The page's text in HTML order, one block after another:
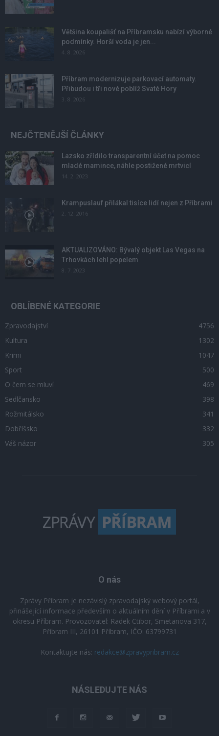
Většina koupališť na Příbramsku nabízí výborné
podmínky. Horší voda je jen...
4. 8. 2026
Příbram modernizuje parkovací automaty.
Přibudou i tři nové poblíž Svaté Hory
3. 8. 2026
NEJČTENĚJŠÍ ČLÁNKY
Lazsko zřídilo transparentní účet na pomoc
mladé mamince, náhle postižené mrtvicí
14. 2. 2023
Krampuslauf přilákal tisíce lidí nejen z Příbrami
2. 12. 2016
AKTUALIZOVÁNO: Bývalý objekt Las Vegas na
Trhovkách lehl popelem
8. 7. 2023
OBLÍBENÉ KATEGORIE
Zpravodajství
4756
Kultura
1302
Krimi
1047
Sport
500
O čem se mluví
469
Sedlčansko
398
Rožmitálsko
341
Dobříšsko
332
Váš názor
305
O nás
Zprávy Příbram je nezávislý zpravodajský webový portál,
přinášející informace především o aktuálním dění v Příbrami a v
okresu Příbram. Provozovatel: Radek Ctibor, Smetanova 317,
Příbram III, 26101 Příbram, IČO: 63799731
Kontaktujte nás: redakce@zpravypribram.cz
NÁSLEDUJTE NÁS